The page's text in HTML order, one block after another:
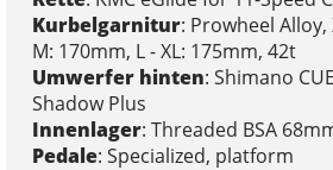
Kurbelgarnitur: Prowheel Alloy,
M: 170mm, L - XL: 175mm, 42t
Umwerfer hinten: Shimano
Shadow Plus
Innenlager: Threaded BSA
Pedale: Specialized, platform